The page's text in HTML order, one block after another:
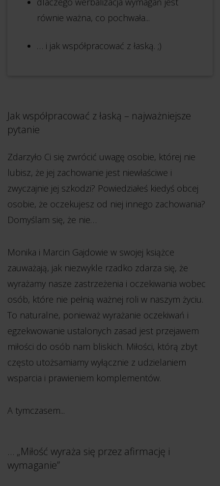
równie ważna, co pochwała...
… i jak współpracować z łaską. ;)
Jak współpracować z łaską – najważniejsze
pytanie
Zdarzyło Ci się zwrócić uwagę osobie, której nie
lubisz, że jej zachowanie jest niewłaściwe i
zwyczajnie jej szkodzi? Powiedziałeś kiedyś obcej
osobie, że oczekujesz od niej innego zachowania?
Domyślam się, że nie…
Monika i Marcin Gajdowie w swojej książce
zauważają, jak niezwykle rzadko zdarza się, że
wyrażamy nasze zastrzeżenia i oczekiwania wobec
osób, które nie pełnią ważnej roli w naszym życiu.
To naturalne, ponieważ wyrażanie oczekiwań i
egzekwowanie ustalonych zasad jest przejawem
miłości do osób nam bliskich. Miłości, którą zbyt
często utożsamiamy wyłącznie z udzielaniem
wsparcia i prawieniem komplementów.
A tymczasem...
… „Miłość wyraża się przez afirmację i
wymaganie”